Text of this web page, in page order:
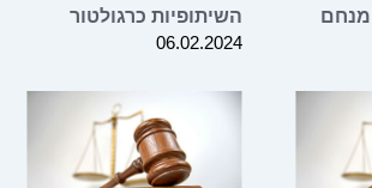
מנחם
השיתופיות כרגולטור
06.02.2024